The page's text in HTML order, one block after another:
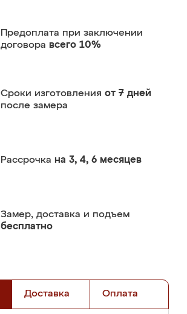
Предоплата при заключении
договора всего 10%
Сроки изготовления от 7 дней
после замера
Рассрочка на 3, 4, 6 месяцев
Замер, доставка и подъем
бесплатно
Доставка Оплата